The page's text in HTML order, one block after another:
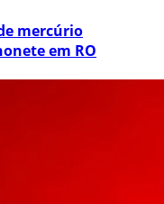
mercúrio
em RO